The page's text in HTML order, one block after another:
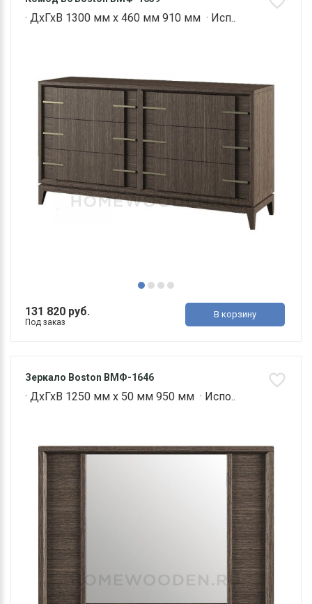
· ДхГхВ 1300 мм х 460 мм 910 мм · Исп..
131 820 руб.
Под заказ
В корзину
Зеркало Boston ВМФ-1646
· ДхГхВ 1250 мм х 50 мм 950 мм · Испо..